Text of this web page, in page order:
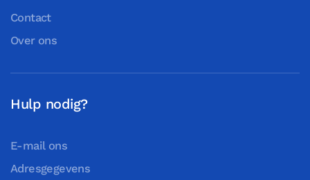
Contact
Over ons
Hulp nodig?
E-mail ons
Adresgegevens